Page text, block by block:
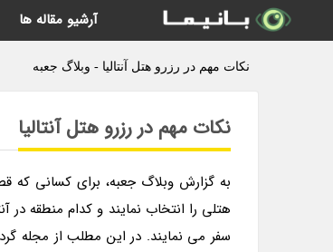
نکات مهم در رزرو هتل آنتالیا - وبلاگ جعبه
نکات مهم در رزرو هتل آنتالیا
به گزارش وبلاگ جعبه، برای کسانی که
هتلی را انتخاب نمایند و کدام منطقه در
سفر می نمایند. در این مطلب از مجله
آرشیو مقاله ها